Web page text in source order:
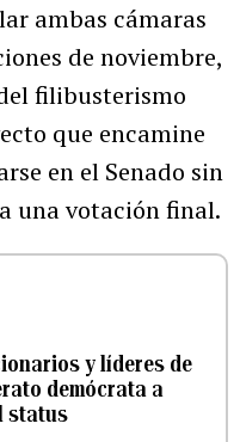
ambas cámaras
de noviembre,
filibusterismo
que encamine
en el Senado sin
una votación final.
y líderes de
demócrata a
status